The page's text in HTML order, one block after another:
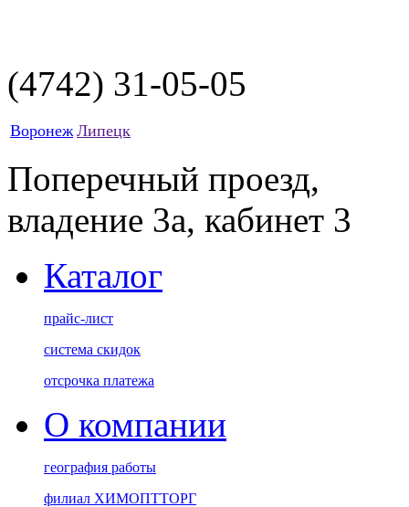
(4742) 31-05-05
Воронеж Липецк
Поперечный проезд,
владение 3а, кабинет 3
Каталог
прайс-лист
система скидок
отсрочка платежа
О компании
география работы
филиал ХИМОПТТОРГ